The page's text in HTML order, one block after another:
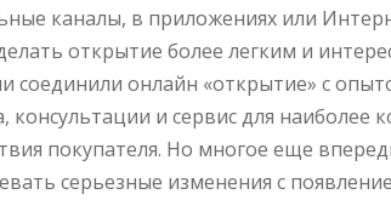
каналы, в приложениях или
открытие более легким и
соединили онлайн «открытие» с
консультации и сервис для наиболее
покупателя. Но многое еще
серьезные изменения с